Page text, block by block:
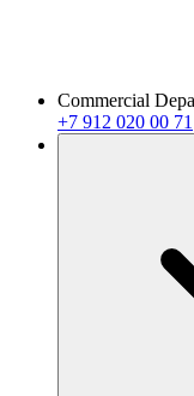
Commercial
+7 912 020 00 71